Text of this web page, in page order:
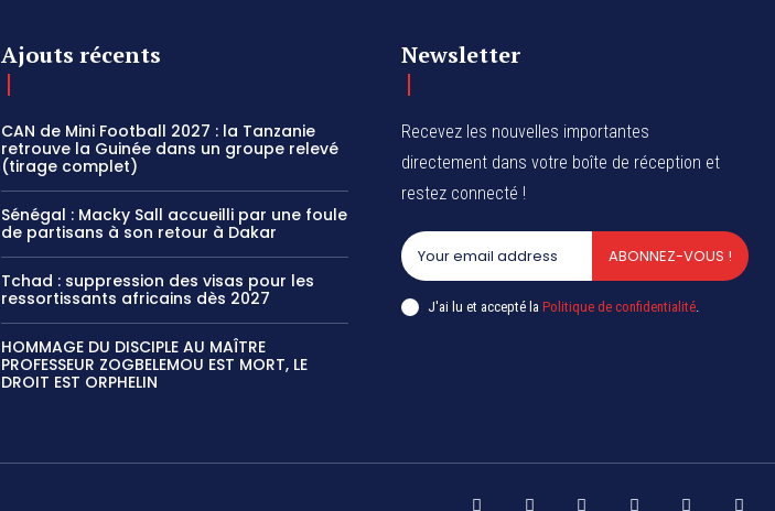
Ajouts récents
CAN de Mini Football 2027 : la Tanzanie
retrouve la Guinée dans un groupe relevé
(tirage complet)
Sénégal : Macky Sall accueilli par une foule
de partisans à son retour à Dakar
Tchad : suppression des visas pour les
ressortissants africains dès 2027
HOMMAGE DU DISCIPLE AU MAÎTRE
PROFESSEUR ZOGBELEMOU EST MORT, LE
DROIT EST ORPHELIN
Newsletter
Recevez les nouvelles importantes
directement dans votre boîte de réception et
restez connecté !
ABONNEZ-VOUS !
J'ai lu et accepté laPolitique de confidentialité